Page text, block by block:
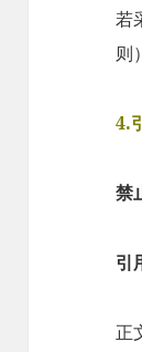
若
则
4.
禁
引
正